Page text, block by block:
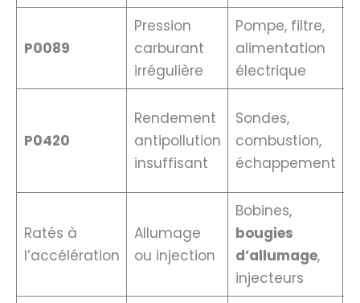
P0089
Pression
carburant
irrégulière
Pompe, filtre,
alimentation
électrique
P0420
Rendement
antipollution
insuffisant
Sondes,
combustion,
échappement
Ratés à
l’accélération
Allumage
ou injection
Bobines,
bougies
d’allumage,
injecteurs